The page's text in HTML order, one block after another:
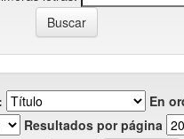
En
Resultados por página